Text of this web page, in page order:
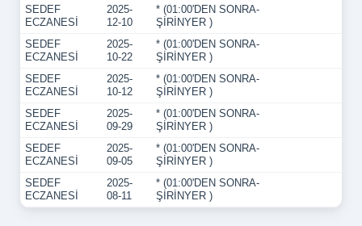
SEDEF
ECZANESİ
2025-
12-10
* (01:00'DEN SONRA-
ŞİRİNYER )
SEDEF
ECZANESİ
2025-
10-22
* (01:00'DEN SONRA-
ŞİRİNYER )
SEDEF
ECZANESİ
2025-
10-12
* (01:00'DEN SONRA-
ŞİRİNYER )
SEDEF
ECZANESİ
2025-
09-29
* (01:00'DEN SONRA-
ŞİRİNYER )
SEDEF
ECZANESİ
2025-
09-05
* (01:00'DEN SONRA-
ŞİRİNYER )
SEDEF
ECZANESİ
2025-
08-11
* (01:00'DEN SONRA-
ŞİRİNYER )